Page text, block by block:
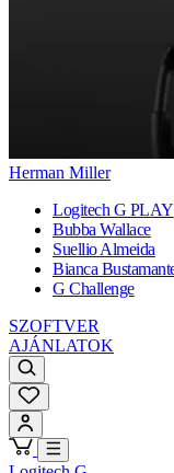
Herman Miller
Logitech G PLAY
Bubba Wallace
Suellio Almeida
Bianca
G Challenge
SZOFTVER
AJÁNLATOK